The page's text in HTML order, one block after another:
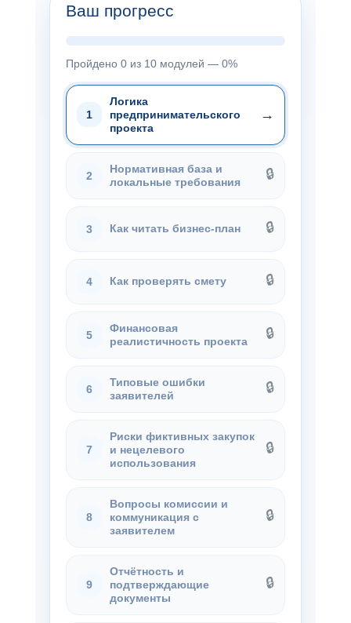
Ваш прогресс
Пройдено 0 из 10 модулей — 0%
1
Логика
предпринимательского
проекта
→
2
Нормативная база и
локальные требования
🔒
3 Как читать бизнес-план 🔒
4 Как проверять смету 🔒
5
Финансовая
реалистичность проекта
🔒
6
Типовые ошибки
заявителей
🔒
7
Риски фиктивных закупок
и нецелевого
использования
🔒
8
Вопросы комиссии и
коммуникация с
заявителем
🔒
9
Отчётность и
подтверждающие
документы
🔒